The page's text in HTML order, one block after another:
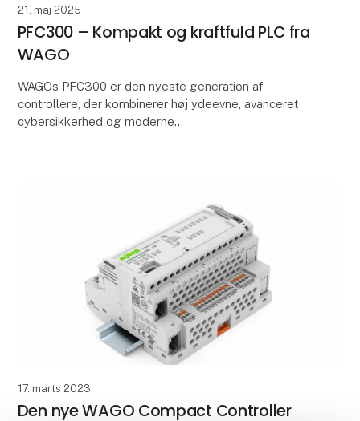
21. maj 2025
PFC300 – Kompakt og kraftfuld PLC fra
WAGO
WAGOs PFC300 er den nyeste generation af
controllere, der kombinerer høj ydeevne, avanceret
cybersikkerhed og moderne
17. marts 2023
Den nye WAGO Compact Controller